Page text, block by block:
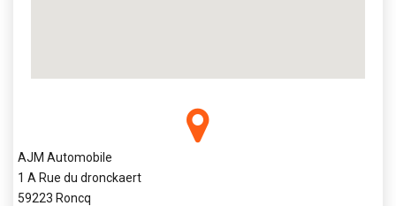
AJM Automobile
1 A Rue du dronckaert
59223 Roncq